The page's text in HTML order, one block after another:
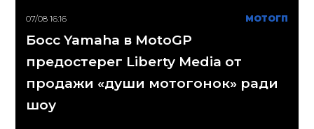
07/08 16:16 МОТОГП
Босс Yamaha в MotoGP
предостерег Liberty Media от
продажи «души мотогонок» ради
шоу